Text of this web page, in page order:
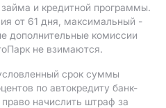
и кредитной программы.
от 61 дня, максимальный -
дополнительные комиссии
не взимаются.
срок суммы
по автокредиту банк-
начислить штраф за